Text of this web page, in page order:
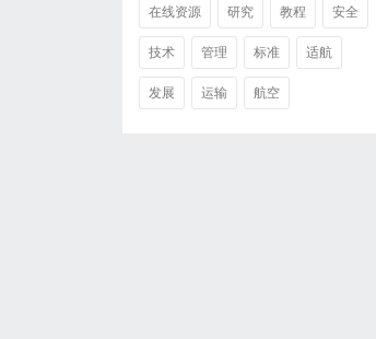
在线资源 研究 教程 安全
技术 管理 标准 适航
发展 运输 航空